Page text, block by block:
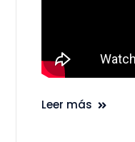
Leer más